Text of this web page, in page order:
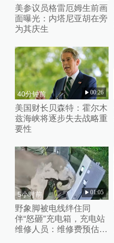
美参议员格雷厄姆生前画
面曝光：内塔尼亚胡在旁
为其庆生
40分钟前 00:26
美国财长贝森特：霍尔木
兹海峡将逐步失去战略重
要性
5小时前 01:05
野象脚被电线绊住同
伴“怒砸”充电箱，充电站
维修人员：维修费预估2